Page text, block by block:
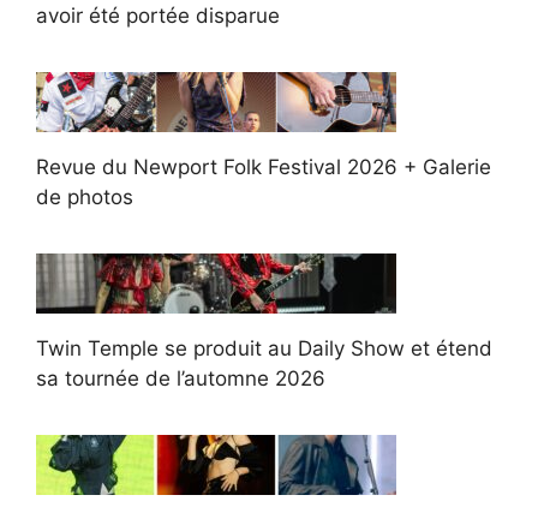
avoir été portée disparue
Revue du Newport Folk Festival 2026 + Galerie
de photos
Twin Temple se produit au Daily Show et étend
sa tournée de l’automne 2026